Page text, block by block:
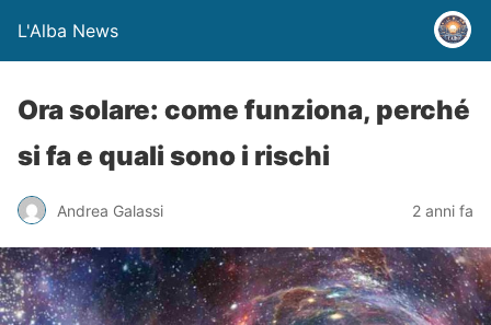
L'Alba News
Ora solare: come funziona, perché
si fa e quali sono i rischi
Andrea Galassi 2 anni fa